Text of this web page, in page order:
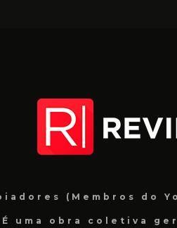
(Membros do
É uma obra coletiva